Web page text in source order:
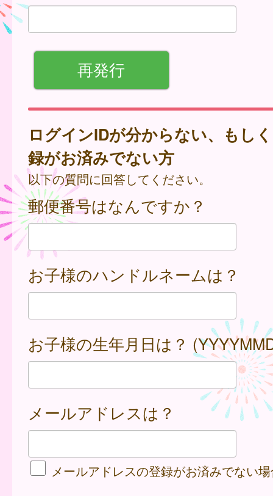
ログインIDが分からない、もし
録がお済みでない方
以下の質問に回答してください。
郵便番号はなんですか？
お子様のハンドルネームは？
お子様の生年月日は？
メールアドレスは？
メールアドレスの登録がお済みでない